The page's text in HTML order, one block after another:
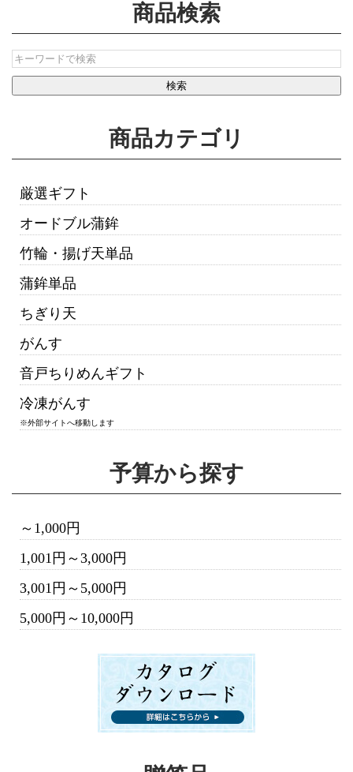
商品検索
商品カテゴリ
厳選ギフト
オードブル蒲鉾
竹輪・揚げ天単品
蒲鉾単品
ちぎり天
がんす
音戸ちりめんギフト
冷凍がんす
※外部サイトへ移動します
予算から探す
～1,000円
1,001円～3,000円
3,001円～5,000円
5,000円～10,000円